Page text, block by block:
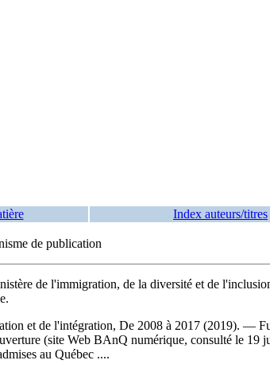
Index auteurs/titres
de publication
de l'immigration, de la diversité et de
et de l'intégration, De 2008 à 2017 (2019). —
(site Web BAnQ numérique, consulté le
au Québec ....